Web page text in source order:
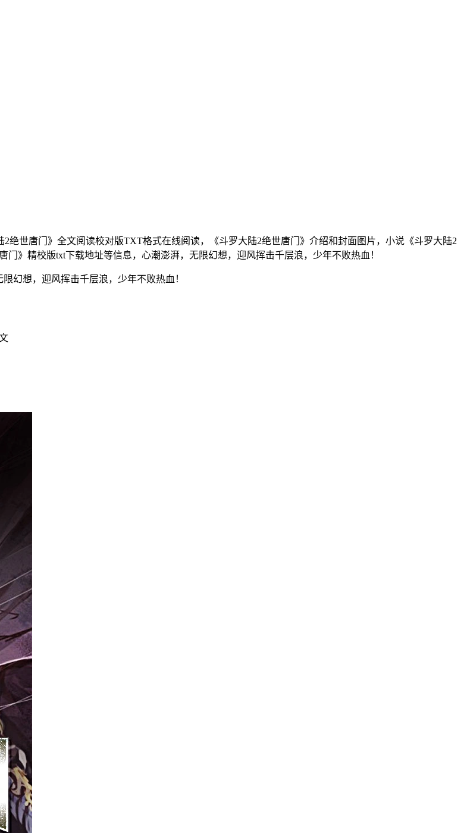
世唐门》全文阅读校对版TXT格式在线阅读，《斗罗大陆2绝世唐门》介绍和封面图片，小说《斗罗大陆2
》精校版txt下载地址等信息，心潮澎湃，无限幻想，迎风挥击千层浪，少年不败热血！
幻想，迎风挥击千层浪，少年不败热血！